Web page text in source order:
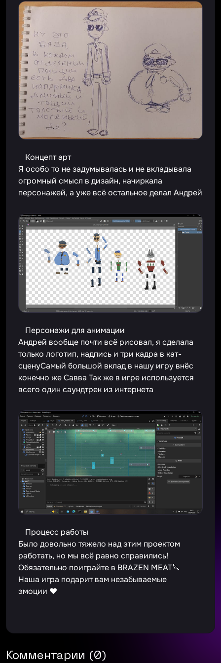
Концепт арт
Я особо то не задумывалась и не вкладывала
огромный смысл в дизайн, начиркала
персонажей, а уже всё остальное делал Андрей
Персонажи для анимации
Андрей вообще почти всё рисовал, я сделала
только логотип, надпись и три кадра в кат-
сценуСамый большой вклад в нашу игру внёс
конечно же Савва Так же в игре используется
всего один саундтрек из интернета
Процесс работы
Было довольно тяжело над этим проектом
работать, но мы всё равно справились!
Обязательно поиграйте в BRAZEN MEAT🔪
Наша игра подарит вам незабываемые
эмоции ❤️
Комментарии (0)